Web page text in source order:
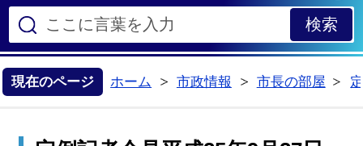
現在のページ ホーム
市政情報
市長の部屋